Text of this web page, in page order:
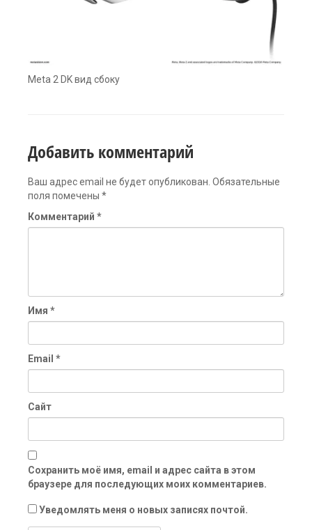
Meta 2 DK вид сбоку
Добавить комментарий
Ваш адрес email не будет опубликован. Обязательные
поля помечены *
Комментарий *
Имя *
Email *
Сайт
Сохранить моё имя, email и адрес сайта в этом
браузере для последующих моих комментариев.
Уведомлять меня о новых записях почтой.